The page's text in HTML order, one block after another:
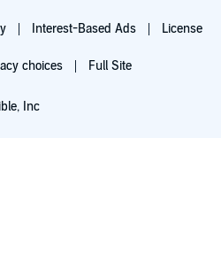
Interest-Based Ads License
choices Full Site
Inc